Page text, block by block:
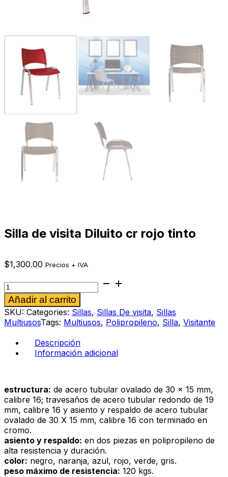
Silla de visita Diluito cr rojo tinto
$1,300.00 Precios + IVA
Silla
de
visita
Diluito
cr
rojo
cantidad
Añadir al carrito
SKU: Categories: Sillas, Sillas De visita, Sillas
MultiusosTags: Multiusos, Polipropileno, Silla, Visitante
Descripción
Información adicional
estructura: de acero tubular ovalado de 30 x 15 mm,
calibre 16; travesaños de acero tubular redondo de 19
mm, calibre 16 y asiento y respaldo de acero tubular
ovalado de 30 X 15 mm, calibre 16 con terminado en
cromo.
asiento y respaldo: en dos piezas en polipropileno de
alta resistencia y duración.
color: negro, naranja, azul, rojo, verde, gris.
peso máximo de resistencia: 120 kgs.